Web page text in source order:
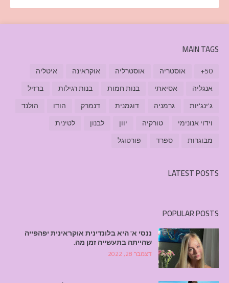
MAIN TAGS
50+ אוסטריה אוסטרליה אוקראינה
איטליה
אנגליה
אסיאתי בנות חמות בנות רגילות
ברזיל
ג'ינג'יות
גרמניה דוגמנית דנמרק הודו
הולנד
וידוי אנונימי
טורקיה יוון לבנון
לטינית
מבוגרות
ספרד פורטוגל
LATEST POSTS
POPULAR POSTS
ננסי א' היא בלונדינית אוקראינית יפהפייה
שהייתה בתעשייה זמן מה.
דצמבר 28, 2022